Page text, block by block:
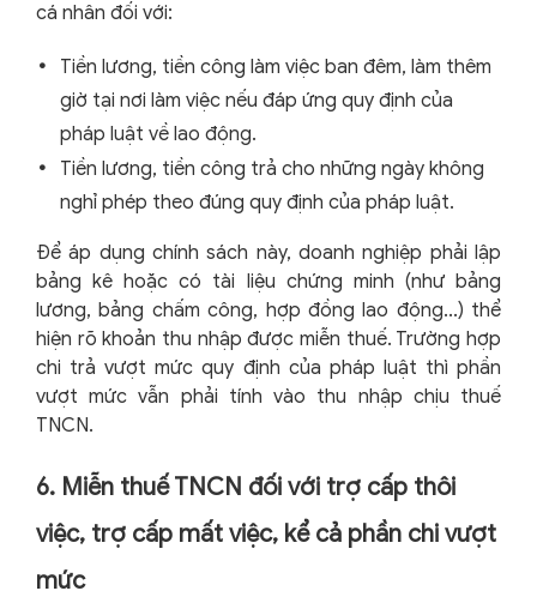
cá nhân đối với:
Tiền lương, tiền công làm việc ban đêm, làm thêm
giờ tại nơi làm việc nếu đáp ứng quy định của
pháp luật về lao động.
Tiền lương, tiền công trả cho những ngày không
nghỉ phép theo đúng quy định của pháp luật.
Để áp dụng chính sách này, doanh nghiệp phải lập
bảng kê hoặc có tài liệu chứng minh (như bảng
lương, bảng chấm công, hợp đồng lao động...) thể
hiện rõ khoản thu nhập được miễn thuế. Trường hợp
chi trả vượt mức quy định của pháp luật thì phần
vượt mức vẫn phải tính vào thu nhập chịu thuế
TNCN.
6. Miễn thuế TNCN đối với trợ cấp thôi
việc, trợ cấp mất việc, kể cả phần chi vượt
mức